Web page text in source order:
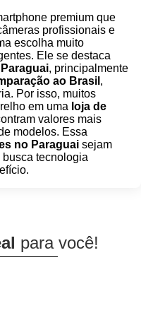
premium que
profissionais e
escolha muito
Ele se destaca
, principalmente
ao Brasil ,
Por isso, muitos
em uma loja de
valores mais
modelos. Essa
no Paraguai sejam
tecnologia
para você!